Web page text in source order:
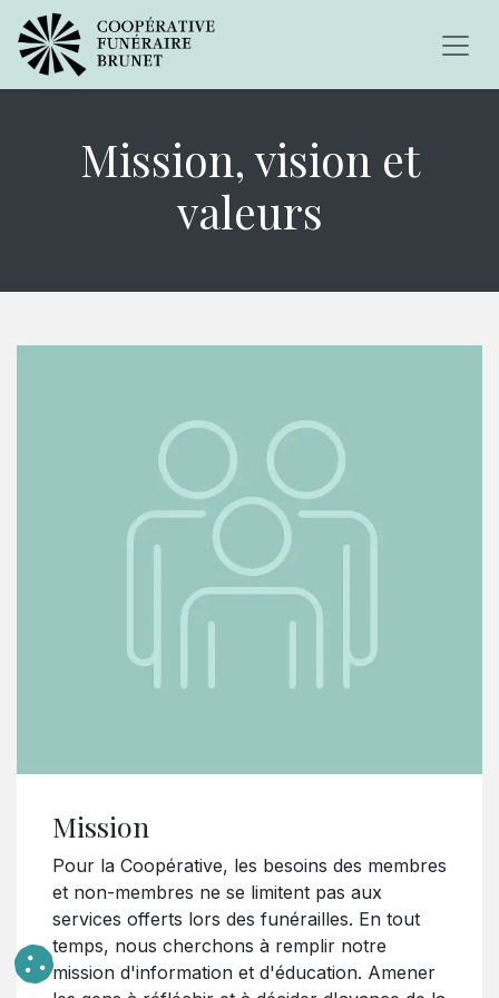
Mission, vision et
valeurs
Mission
Pour la Coopérative, les besoins des membres
et non-membres ne se limitent pas aux
services offerts lors des funérailles. En tout
temps, nous cherchons à remplir notre
mission d'information et d'éducation. Amener